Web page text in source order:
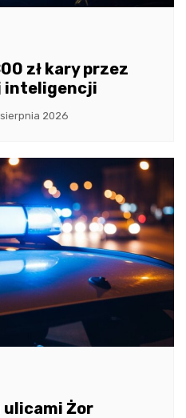
zł kary przez
inteligencji
2026
Żor